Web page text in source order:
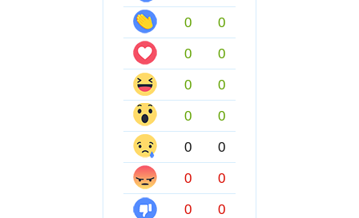
0
0
0
0
0
0
0
0
0
0
0
0
0
0